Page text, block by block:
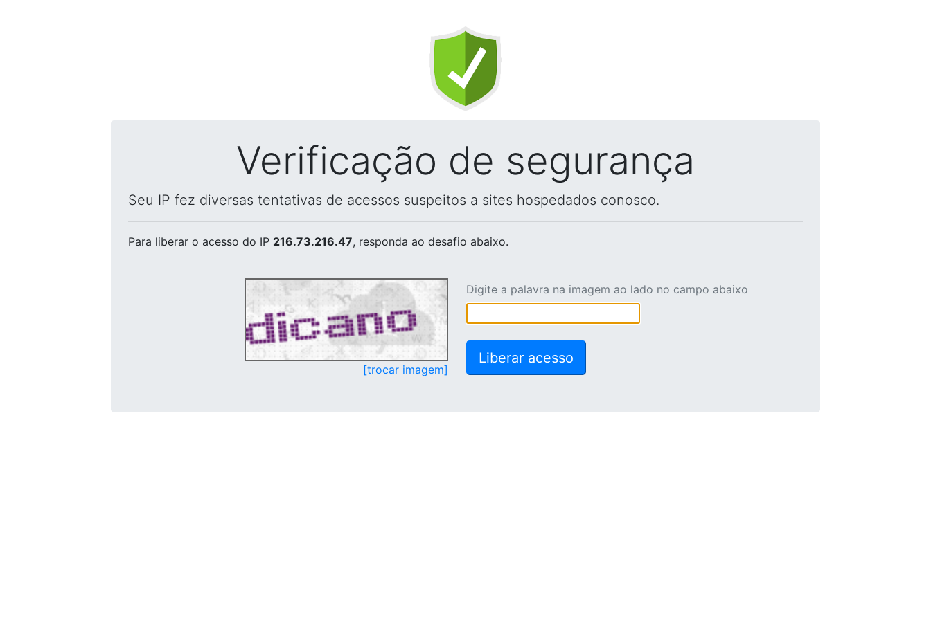
Verificação de segurança
Seu IP fez diversas tentativas de acessos suspeitos a sites hospedados conosco.
Para liberar o acesso do IP 216.73.216.47, responda ao desafio abaixo.
[trocar imagem]
Digite a palavra na imagem ao lado no campo abaixo